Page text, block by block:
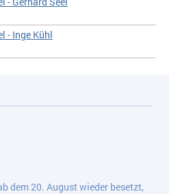
dem 20. August wieder besetzt,